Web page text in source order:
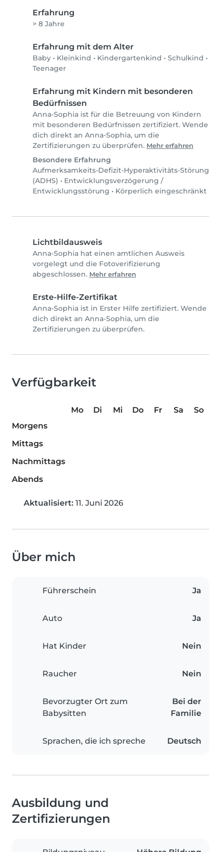
Erfahrung
> 8 Jahre
Erfahrung mit dem Alter
Baby • Kleinkind • Kindergartenkind • Schulkind •
Teenager
Erfahrung mit Kindern mit besonderen
Bedürfnissen
Anna-Sophia ist für die Betreuung von Kindern
mit besonderen Bedürfnissen zertifiziert. Wende
dich direkt an Anna-Sophia, um die
Zertifizierungen zu überprüfen. Mehr erfahren
Besondere Erfahrung
Aufmerksamkeits-Defizit-Hyperaktivitäts-Störung
(ADHS) • Entwicklungsverzögerung /
Entwicklungsstörung • Körperlich eingeschränkt
Lichtbildausweis
Anna-Sophia hat einen amtlichen Ausweis
vorgelegt und die Fotoverifizierung
abgeschlossen. Mehr erfahren
Erste-Hilfe-Zertifikat
Anna-Sophia ist in Erster Hilfe zertifiziert. Wende
dich direkt an Anna-Sophia, um die
Zertifizierungen zu überprüfen.
Verfügbarkeit
Mo Di Mi Do Fr Sa
So
Morgens
Mittags
Nachmittags
Abends
Aktualisiert: 11. Juni 2026
Über mich
Führerschein Ja
Auto Ja
Hat Kinder Nein
Raucher Nein
Bevorzugter Ort zum
Babysitten
Bei der
Familie
Sprachen, die ich spreche Deutsch
Ausbildung und
Zertifizierungen